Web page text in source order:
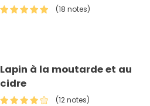
(18 notes)
Lapin à la moutarde et au
cidre
(12 notes)